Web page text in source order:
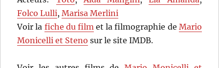
Folco Lulli,Marisa Merlini
Voir la fiche du filmet la filmographie de Mario
Monicelli et Steno sur le site IMDB.